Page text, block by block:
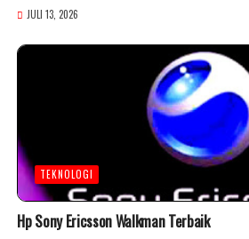
JULI 13, 2026
TEKNOLOGI
Hp Sony Ericsson Walkman Terbaik